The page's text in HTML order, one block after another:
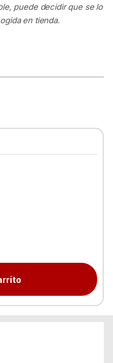
puede decidir que se lo
en tienda.